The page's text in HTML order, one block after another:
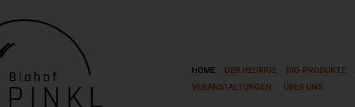
HOME DER HEURIGE BIO-PRODUKTE
VERANSTALTUNGEN
ÜBER UNS